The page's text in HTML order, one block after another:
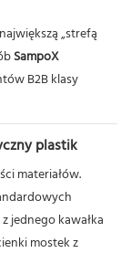
„strefą
SampoX
B2B klasy
plastik
materiałów.
jednego kawałka
mostek z